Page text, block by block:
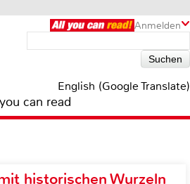
Anmelden
English (Google Translate)
can read
historischen Wurzeln